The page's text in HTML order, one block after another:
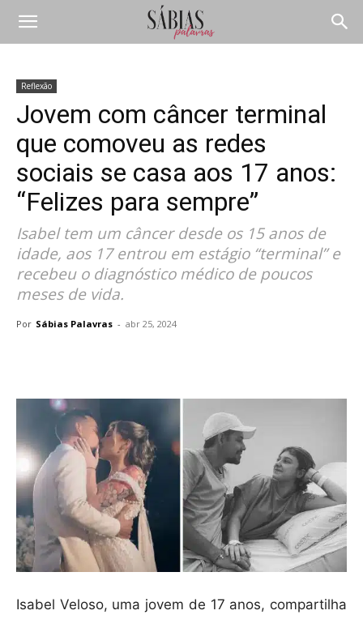
Reflexão
Jovem com câncer terminal
que comoveu as redes
sociais se casa aos 17 anos:
“Felizes para sempre”
Isabel tem um câncer desde os 15 anos de
idade, aos 17 entrou em estágio “terminal” e
recebeu o diagnóstico médico de poucos
meses de vida.
Por Sábias Palavras - abr 25, 2024
Isabel Veloso, uma jovem de 17 anos, compartilha